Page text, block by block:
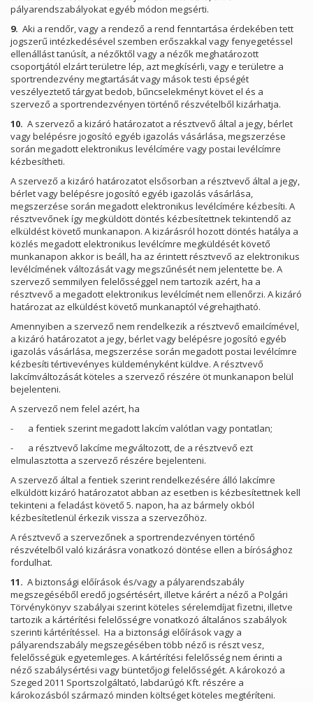
pályarendszabályokat egyéb módon megsérti.
9. Aki a rendőr, vagy a rendező a rend fenntartása érdekében tett
jogszerű intézkedésével szemben erőszakkal vagy fenyegetéssel
ellenállást tanúsít, a nézőktől vagy a nézők meghatározott
csoportjától elzárt területre lép, azt megkísérli, vagy e területre a
sportrendezvény megtartását vagy mások testi épségét
veszélyeztető tárgyat bedob, bűncselekményt követ el és a
szervező a sportrendezvényen történő részvételből kizárhatja.
10. A szervező a kizáró határozatot a résztvevő által a jegy, bérlet
vagy belépésre jogosító egyéb igazolás vásárlása, megszerzése
során megadott elektronikus levélcímére vagy postai levélcímre
kézbesítheti.
A szervező a kizáró határozatot elsősorban a résztvevő által a jegy,
bérlet vagy belépésre jogosító egyéb igazolás vásárlása,
megszerzése során megadott elektronikus levélcímére kézbesíti. A
résztvevőnek így megküldött döntés kézbesítettnek tekintendő az
elküldést követő munkanapon. A kizárásról hozott döntés hatálya a
közlés megadott elektronikus levélcímre megküldését követő
munkanapon akkor is beáll, ha az érintett résztvevő az elektronikus
levélcímének változását vagy megszűnését nem jelentette be. A
szervező semmilyen felelősséggel nem tartozik azért, ha a
résztvevő a megadott elektronikus levélcímét nem ellenőrzi. A kizáró
határozat az elküldést követő munkanaptól végrehajtható.
Amennyiben a szervező nem rendelkezik a résztvevő emailcímével,
a kizáró határozatot a jegy, bérlet vagy belépésre jogosító egyéb
igazolás vásárlása, megszerzése során megadott postai levélcímre
kézbesíti tértivevényes küldeményként küldve. A résztvevő
lakcímváltozását köteles a szervező részére öt munkanapon belül
bejelenteni.
A szervező nem felel azért, ha
- a fentiek szerint megadott lakcím valótlan vagy pontatlan;
- a résztvevő lakcíme megváltozott, de a résztvevő ezt
elmulasztotta a szervező részére bejelenteni.
A szervező által a fentiek szerint rendelkezésére álló lakcímre
elküldött kizáró határozatot abban az esetben is kézbesítettnek kell
tekinteni a feladást követő 5. napon, ha az bármely okból
kézbesítetlenül érkezik vissza a szervezőhöz.
A résztvevő a szervezőnek a sportrendezvényen történő
részvételből való kizárásra vonatkozó döntése ellen a bírósághoz
fordulhat.
11. A biztonsági előírások és/vagy a pályarendszabály
megszegéséből eredő jogsértésért, illetve kárért a néző a Polgári
Törvénykönyv szabályai szerint köteles sérelemdíjat fizetni, illetve
tartozik a kártérítési felelősségre vonatkozó általános szabályok
szerinti kártérítéssel. Ha a biztonsági előírások vagy a
pályarendszabály megszegésében több néző is részt vesz,
felelősségük egyetemleges. A kártérítési felelősség nem érinti a
néző szabálysértési vagy büntetőjogi felelősségét. A károkozó a
Szeged 2011 Sportszolgáltató, labdarúgó Kft. részére a
károkozásból származó minden költséget köteles megtéríteni.